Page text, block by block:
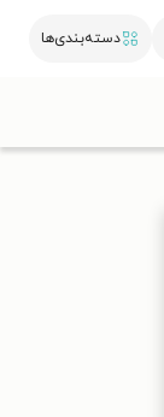
دسته‌بندی‌ها